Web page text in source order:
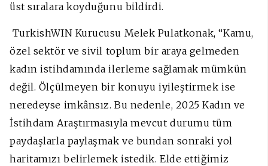
üst sıralara koyduğunu bildirdi.
TurkishWIN Kurucusu Melek Pulatkonak, “Kamu,
özel sektör ve sivil toplum bir araya gelmeden
kadın istihdamında ilerleme sağlamak mümkün
değil. Ölçülmeyen bir konuyu iyileştirmek ise
neredeyse imkânsız. Bu nedenle, 2025 Kadın ve
İstihdam Araştırmasıyla mevcut durumu tüm
paydaşlarla paylaşmak ve bundan sonraki yol
haritamızı belirlemek istedik. Elde ettiğimiz